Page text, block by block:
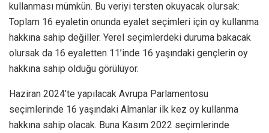
kullanması mümkün. Bu veriyi tersten okuyacak olursak:
Toplam 16 eyaletin onunda eyalet seçimleri için oy kullanma
hakkına sahip değiller. Yerel seçimlerdeki duruma bakacak
olursak da 16 eyaletten 11’inde 16 yaşındaki gençlerin oy
hakkına sahip olduğu görülüyor.
Haziran 2024’te yapılacak Avrupa Parlamentosu
seçimlerinde 16 yaşındaki Almanlar ilk kez oy kullanma
hakkına sahip olacak. Buna Kasım 2022 seçimlerinde